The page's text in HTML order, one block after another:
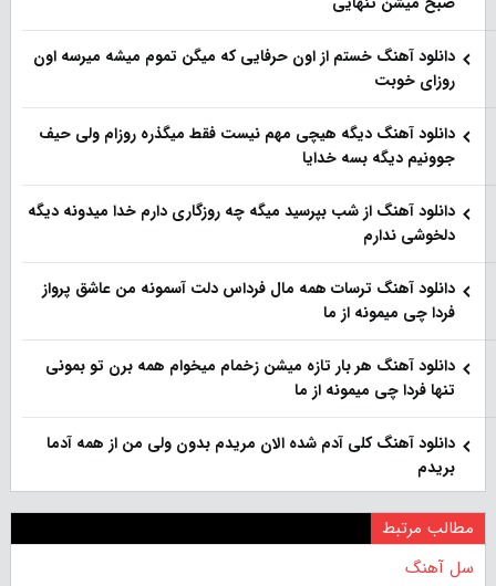
دانلود آهنگ خستم از اون حرفایی که میگن تموم میشه میرسه اون
روزای خوبت
دانلود آهنگ دیگه هیچی مهم نیست فقط میگذره روزام ولی حیف
جوونیم دیگه بسه خدایا
دانلود آهنگ از شب بپرسید میگه چه روزگاری دارم خدا میدونه دیگه
دلخوشی ندارم
دانلود آهنگ ترسات همه مال فرداس دلت آسمونه من عاشق پرواز
فردا چی میمونه از ما
دانلود آهنگ هر بار تازه میشن زخمام میخوام همه برن تو بمونی
تنها فردا چی میمونه از ما
دانلود آهنگ کلی آدم شده الان مریدم بدون ولی من از همه آدما
بریدم
مطالب مرتبط
سل آهنگ